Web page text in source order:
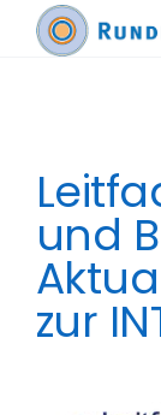
Zum
Inhalt
und
zur